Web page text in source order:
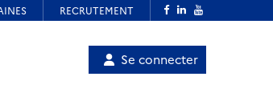
Menu Se connecter